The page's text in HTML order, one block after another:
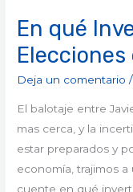
En qué
Elecciones
Deja un comentario /
El balotaje entre
mas cerca, y la
estar preparados y
economía, trajimos
cuente en qué
En
qué
Invertir
Antes
de
las
Elecciones
del
19